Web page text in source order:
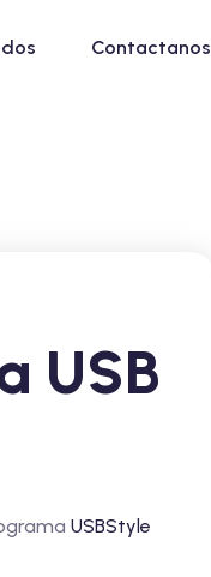
Contactanos
USB
USBStyle